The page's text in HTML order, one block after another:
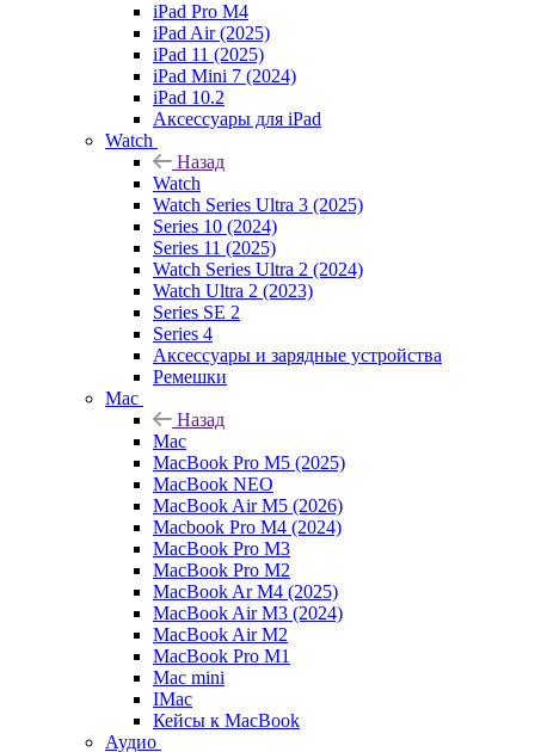
iPad Pro M4
iPad Air (2025)
iPad 11 (2025)
iPad Mini 7 (2024)
iPad 10.2
Аксессуары для iPad
Watch
Назад
Watch
Watch Series Ultra 3 (2025)
Series 10 (2024)
Series 11 (2025)
Watch Series Ultra 2 (2024)
Watch Ultra 2 (2023)
Series SE 2
Series 4
Аксессуары и зарядные устройства
Ремешки
Mac
Назад
Mac
MacBook Pro M5 (2025)
MacBook NEO
MacBook Air M5 (2026)
Macbook Pro M4 (2024)
MacBook Pro M3
MacBook Pro M2
MacBook Ar M4 (2025)
MacBook Air M3 (2024)
MacBook Air M2
MacBook Pro M1
Mac mini
IMac
Кейсы к MacBook
Аудио